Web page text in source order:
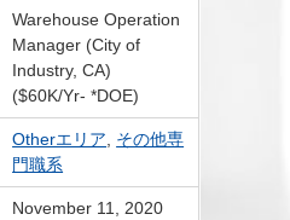
Warehouse Operation
Manager (City of
Industry, CA)
($60K/Yr- *DOE)
Otherエリア
その他専
門職系
November 11, 2020